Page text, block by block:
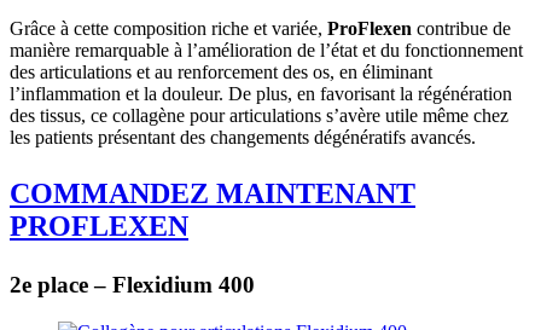
Grâce à cette composition riche et variée, ProFlexen contribue de
manière remarquable à l’amélioration de l’état et du fonctionnement
des articulations et au renforcement des os, en éliminant
l’inflammation et la douleur. De plus, en favorisant la régénération
des tissus, ce collagène pour articulations s’avère utile même chez
les patients présentant des changements dégénératifs avancés.
COMMANDEZ MAINTENANT
PROFLEXEN
2e place – Flexidium 400